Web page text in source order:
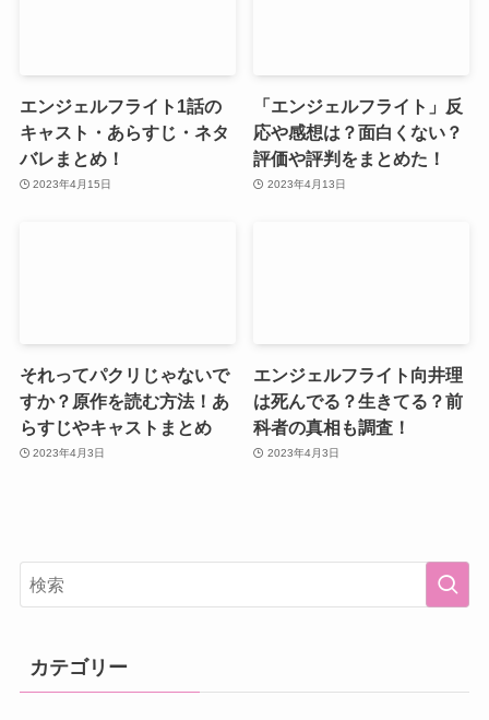
エンジェルフライト1話の
キャスト・あらすじ・ネタ
バレまとめ！
2023年4月15日
「エンジェルフライト」反
応や感想は？面白くない？
評価や評判をまとめた！
2023年4月13日
それってパクリじゃないで
すか？原作を読む方法！あ
らすじやキャストまとめ
2023年4月3日
エンジェルフライト向井理
は死んでる？生きてる？前
科者の真相も調査！
2023年4月3日
カテゴリー